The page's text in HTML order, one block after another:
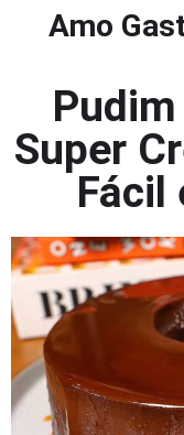
Amo
Super
Fácil